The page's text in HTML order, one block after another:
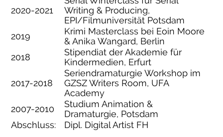
2020-2021
Writing & Producing,
EPI/Filmuniversität Potsdam
2019
Krimi Masterclass bei Eoin Moore
& Anika Wangard, Berlin
2018
Stipendiat der Akademie für
Kindermedien, Erfurt
2017-2018
Seriendramaturgie Workshop im
GZSZ Writers Room, UFA
Academy
2007-2010
Studium Animation &
Dramaturgie, Potsdam
Abschluss:
Dipl. Digital Artist FH